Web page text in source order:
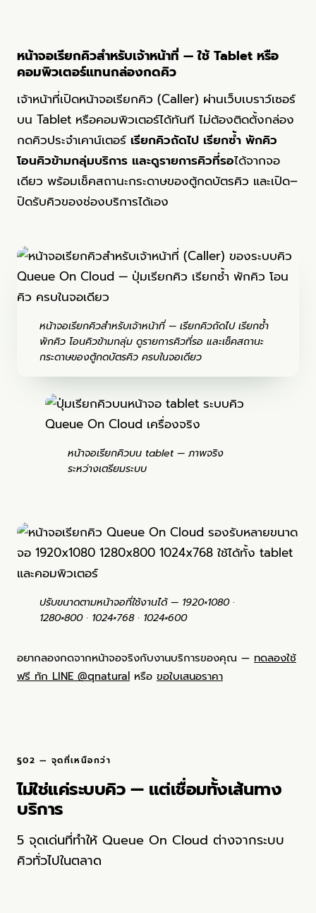
หน้าจอเรียกคิวสำหรับเจ้าหน้าที่ — ใช้ Tablet หรือ
คอมพิวเตอร์แทนกล่องกดคิว
เจ้าหน้าที่เปิดหน้าจอเรียกคิว (Caller) ผ่านเว็บเบราว์เซอร์
บน Tablet หรือคอมพิวเตอร์ได้ทันที ไม่ต้องติดตั้งกล่อง
กดคิวประจำเคาน์เตอร์ เรียกคิวถัดไป เรียกซ้ำ พักคิว
โอนคิวข้ามกลุ่มบริการ และดูรายการคิวที่รอได้จากจอ
เดียว พร้อมเช็คสถานะกระดาษของตู้กดบัตรคิว และเปิด–
ปิดรับคิวของช่องบริการได้เอง
หน้าจอเรียกคิวสำหรับเจ้าหน้าที่ — เรียกคิวถัดไป เรียกซ้ำ
พักคิว โอนคิวข้ามกลุ่ม ดูรายการคิวที่รอ และเช็คสถานะ
กระดาษของตู้กดบัตรคิว ครบในจอเดียว
หน้าจอเรียกคิวบน tablet — ภาพจริง
ระหว่างเตรียมระบบ
ปรับขนาดตามหน้าจอที่ใช้งานได้ — 1920×1080 ·
1280×800 · 1024×768 · 1024×600
อยากลองกดจากหน้าจอจริงกับงานบริการของคุณ — ทดลองใช้
ฟรี ทัก LINE @qnatural หรือ ขอใบเสนอราคา
§02 — จุดที่เหนือกว่า
ไม่ใช่แค่ระบบคิว — แต่เชื่อมทั้งเส้นทาง
บริการ
5 จุดเด่นที่ทำให้ Queue On Cloud ต่างจากระบบ
คิวทั่วไปในตลาด